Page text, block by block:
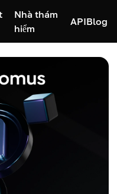
Nhà thám
hiểm
APIBlog